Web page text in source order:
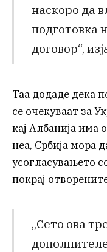
наскоро да
подготовка
договор“,
Таа додаде дека
се очекуваат за
кај Албанија
неа, Србија мора
усогласувањето
покрај
„Сето ова